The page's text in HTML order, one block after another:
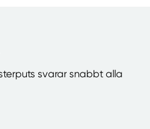
svarar snabbt alla